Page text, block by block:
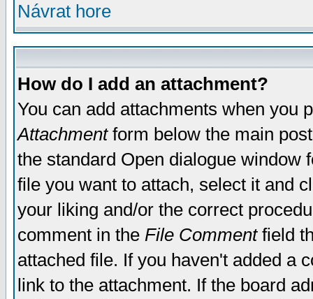
Návrat hore
How do I add an attachment?
You can add attachments when you
Attachmentform below the main
the standard Open dialogue window
file you want to attach, select it and
your liking and/or the correct
comment in the File Commentfield
attached file. If you haven't added a
link to the attachment. If the board